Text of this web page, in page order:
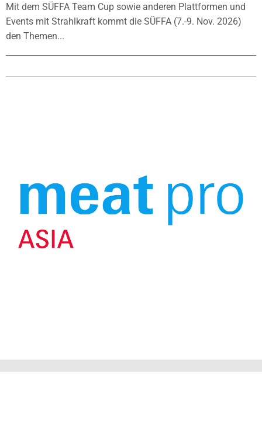
Mit dem SÜFFA Team Cup sowie anderen Plattformen und
Events mit Strahlkraft kommt die SÜFFA (7.-9. Nov. 2026)
den Themen...